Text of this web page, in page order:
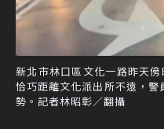
新北市林口區文化一路昨天
恰巧距離文化派出所不遠，
勢。記者林昭彰／翻攝